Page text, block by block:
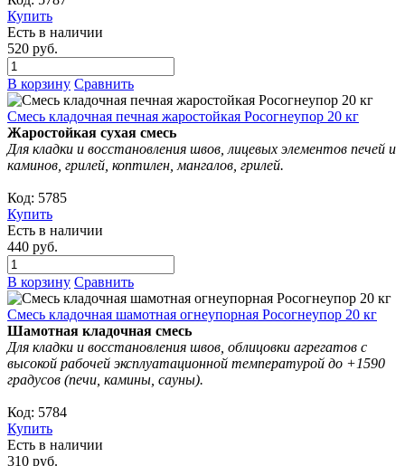
Купить
Есть в наличии
520 руб.
В корзину Сравнить
Смесь кладочная печная жаростойкая Росогнеупор 20 кг
Жаростойкая сухая смесь
Для кладки и восстановления швов, лицевых элементов печей и
каминов, грилей, коптилен, мангалов, грилей.
Код: 5785
Купить
Есть в наличии
440 руб.
В корзину Сравнить
Смесь кладочная шамотная огнеупорная Росогнеупор 20 кг
Шамотная кладочная смесь
Для кладки и восстановления швов, облицовки агрегатов с
высокой рабочей эксплуатационной температурой до +1590
градусов (печи, камины, сауны).
Код: 5784
Купить
Есть в наличии
310 руб.